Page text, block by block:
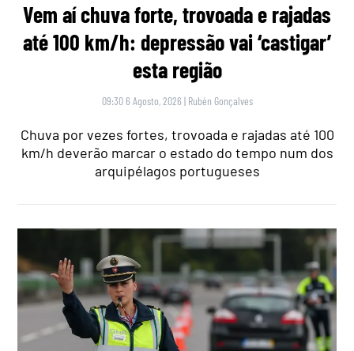
Vem aí chuva forte, trovoada e rajadas
até 100 km/h: depressão vai ‘castigar’
esta região
09:30 6 Agosto, 2026 | Rubén Gonçalves
Chuva por vezes fortes, trovoada e rajadas até 100
km/h deverão marcar o estado do tempo num dos
arquipélagos portugueses